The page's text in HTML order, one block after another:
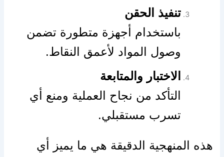
تنفيذ الحقن
باستخدام أجهزة متطورة تضمن
وصول المواد لأعمق النقاط.
الاختبار والمتابعة
التأكد من نجاح العملية ومنع أي
تسرب مستقبلي.
هذه المنهجية الدقيقة هي ما يميز أي